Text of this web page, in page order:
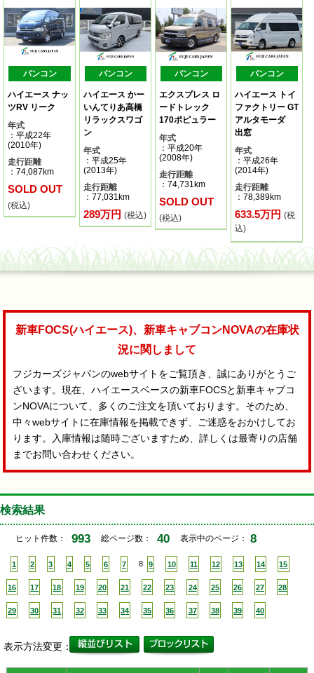
バンコン
ハイエース ナッ
ツRV リーク
年式
：平成22年
(2010年)
走行距離
：74,087km
SOLD OUT
(税込)
バンコン
ハイエース かー
いんてりあ高橋
リラックスワゴ
ン
年式
：平成25年
(2013年)
走行距離
：77,031km
289万円(税込)
バンコン
エクスプレス ロ
ードトレック
170ポピュラー
年式
：平成20年
(2008年)
走行距離
：74,731km
SOLD OUT
(税込)
バンコン
ハイエース トイ
ファクトリー GT
アルタモーダ
出窓
年式
：平成26年
(2014年)
走行距離
：78,389km
633.5万円(税
込)
新車FOCS(ハイエース)、新車キャブコンNOVAの在庫状
況に関しまして
フジカーズジャパンのwebサイトをご覧頂き、誠にありがとうご
ざいます。現在、ハイエースベースの新車FOCSと新車キャブコ
ンNOVAについて、多くのご注文を頂いております。そのため、
中々webサイトに在庫情報を掲載できず、ご迷惑をおかけしてお
ります。入庫情報は随時ございますため、詳しくは最寄りの店舗
までお問い合わせください。
検索結果
ヒット件数： 993 総ページ数： 40 表示中のページ： 8
1 2 3 4 5 6 7 8 9 10 11 12 13 14 15
16 17 18 19 20 21 22 23 24 25 26 27 28
29 30 31 32 33 34 35 36 37 38 39 40
表示方法変更：